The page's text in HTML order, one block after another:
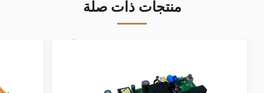
منتجات ذات صلة